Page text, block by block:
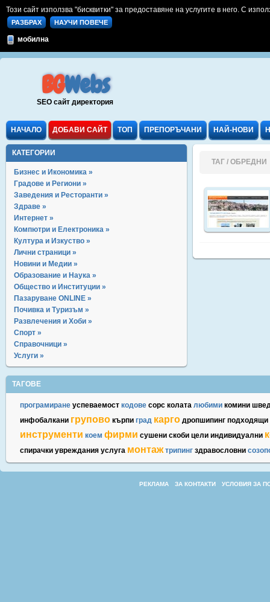
Този сайт използва "бисквитки" за предоставяне на услугите в него. С
РАЗБРАХ НАУЧИ ПОВЕЧЕ
мобилна
BGWebs
SEO сайт директория
НАЧАЛО ДОБАВИ САЙТ ТОП ПРЕПОРЪЧАНИ НАЙ-НОВИ
КАТЕГОРИИ
Бизнес и Икономика »
Градове и Региони »
Заведения и Ресторанти »
Здраве »
Интернет »
Компютри и Електроника »
Култура и Изкуство »
Лични страници »
Новини и Медии »
Образование и Наука »
Общество и Институции »
Пазаруване ONLINE »
Почивка и Туризъм »
Развлечения и Хоби »
Спорт »
Справочници »
Услуги »
ТАГ / ОБРЕДНИ
ТАГОВЕ
програмиране успеваемост кодове сорс колата любими комини
инфобалкани групово кърпи град карго дропшипинг подходящи
инструменти коем фирми сушени скоби цели индивидуални
спирачки увреждания услуга монтаж трипинг здравословни
РЕКЛАМА ЗА КОНТАКТИ УСЛОВИЯ ЗА